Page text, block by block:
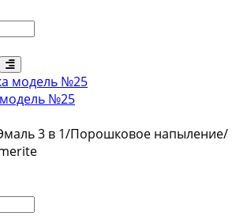
№25
3 в 1/Порошковое напыление/